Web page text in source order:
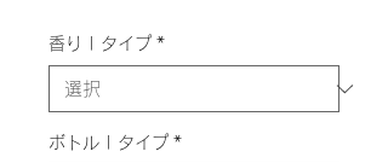
香り | タイプ *
ボトル | タイプ *